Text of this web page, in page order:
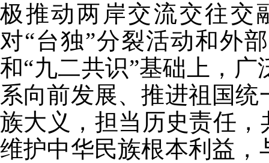
极推动两岸交流交往交
对“台独”分裂活动和外
和“九二共识”基础上，
系向前发展、推进祖国
族大义，担当历史责任
维护中华民族根本利益